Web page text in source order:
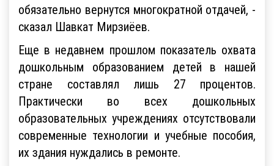
обязательно вернутся многократной отдачей, -
сказал Шавкат Мирзиёев.
Еще в недавнем прошлом показатель охвата
дошкольным образованием детей в нашей
стране составлял лишь 27 процентов.
Практически во всех дошкольных
образовательных учреждениях отсутствовали
современные технологии и учебные пособия,
их здания нуждались в ремонте.